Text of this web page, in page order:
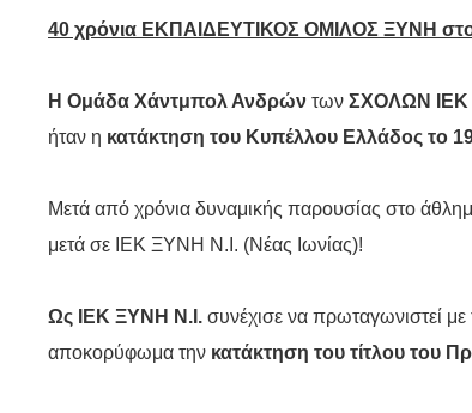
40 χρόνια ΕΚΠΑΙΔΕΥΤΙΚΟΣ ΟΜΙΛΟΣ ΞΥΝΗ
Η Ομάδα Χάντμπολ Ανδρών των ΣΧΟΛΩΝ ΙΕΚ
ήταν η κατάκτηση του Κυπέλλου Ελλάδος το
Μετά από χρόνια δυναμικής παρουσίας στο
μετά σε ΙΕΚ ΞΥΝΗ Ν.Ι. (Νέας Ιωνίας)!
Ως ΙΕΚ ΞΥΝΗ N . . συνέχισε να πρωταγωνιστεί
αποκορύφωμα την κατάκτηση του τίτλου του